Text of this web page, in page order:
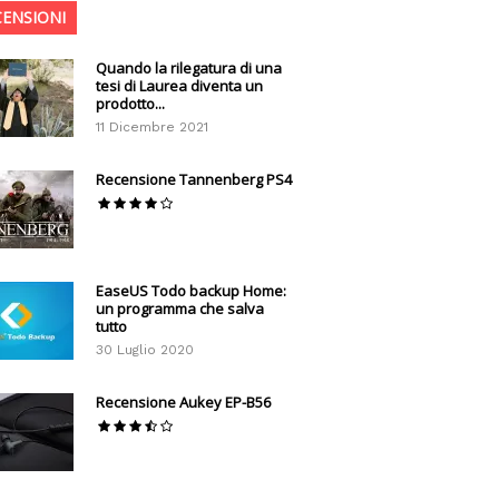
Quando la rilegatura di una
tesi di Laurea diventa un
prodotto...
11 Dicembre 2021
Recensione Tannenberg PS4
EaseUS Todo backup Home:
un programma che salva
tutto
30 Luglio 2020
Recensione Aukey EP-B56